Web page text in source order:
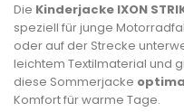
Die Kinderjacke IXON
speziell für junge
oder auf der Strecke
leichtem Textilmaterial und
diese Sommerjacke
Komfort für warme Tage.